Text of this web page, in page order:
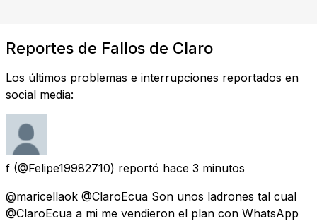
Reportes de Fallos de Claro
Los últimos problemas e interrupciones reportados en
social media:
f (@Felipe19982710) reportó hace 3 minutos
@maricellaok @ClaroEcua Son unos ladrones tal cual
@ClaroEcua a mi me vendieron el plan con WhatsApp